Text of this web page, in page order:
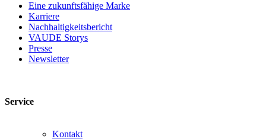
Eine zukunftsfähige Marke
Karriere
Nachhaltigkeitsbericht
VAUDE Storys
Presse
Newsletter
Service
Kontakt